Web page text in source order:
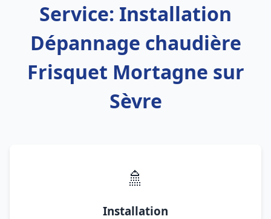
Service: Installation
Dépannage chaudière
Frisquet Mortagne sur
Sèvre
🚿
Installation